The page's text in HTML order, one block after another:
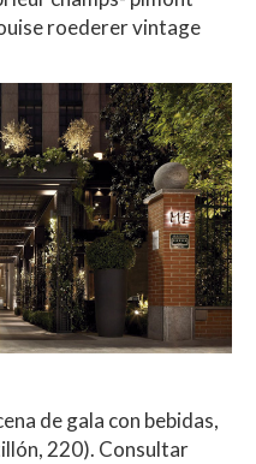
roederer vintage
de gala con bebidas,
220). Consultar